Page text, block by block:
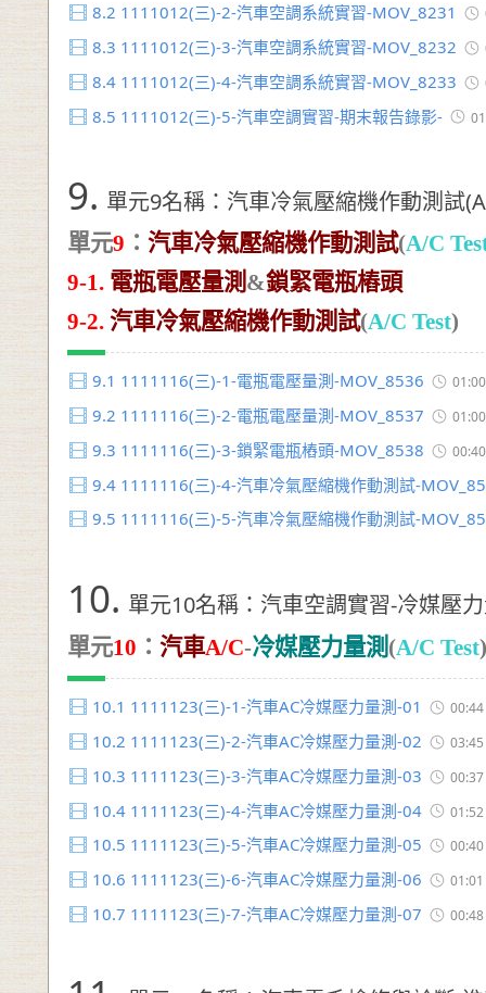
8.2 1111012(三)-2-汽車空調系統實習-MOV_8231
8.3 1111012(三)-3-汽車空調系統實習-MOV_8232
8.4 1111012(三)-4-汽車空調系統實習-MOV_8233
8.5 1111012(三)-5-汽車空調實習-期末報告錄影-
9. 單元9名稱：汽車冷氣壓縮機作動測試
單元9 ： 汽車冷氣壓縮機作動測試(A/C
9-1. 電瓶電壓量測 &鎖緊電瓶樁頭
9-2. 汽車冷氣壓縮機作動測試(A/C Test)
9.1 1111116(三)-1-電瓶電壓量測-MOV_8536 01:00
9.2 1111116(三)-2-電瓶電壓量測-MOV_8537 01:00
9.3 1111116(三)-3-鎖緊電瓶樁頭-MOV_8538 00:40
9.4 1111116(三)-4-汽車冷氣壓縮機作動測試-
9.5 1111116(三)-5-汽車冷氣壓縮機作動測試-
10. 單元10名稱：汽車空調實習-冷媒壓
單元10 ： 汽車A/C-冷媒壓力量測 (A/C Test)
10.1 1111123(三)-1-汽車AC冷媒壓力量測-01 00:44
10.2 1111123(三)-2-汽車AC冷媒壓力量測-02 03:45
10.3 1111123(三)-3-汽車AC冷媒壓力量測-03 00:37
10.4 1111123(三)-4-汽車AC冷媒壓力量測-04 01:52
10.5 1111123(三)-5-汽車AC冷媒壓力量測-05 00:40
10.6 1111123(三)-6-汽車AC冷媒壓力量測-06 01:01
10.7 1111123(三)-7-汽車AC冷媒壓力量測-07 00:48